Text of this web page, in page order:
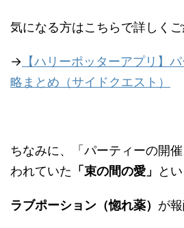
気になる方はこちらで詳しくご
→ 【ハリーポッターアプリ】
略まとめ（サイドクエスト）
ちなみに、「パーティーの開
われていた 「束の間の愛」 と
ラブポーション（惚れ薬） が報